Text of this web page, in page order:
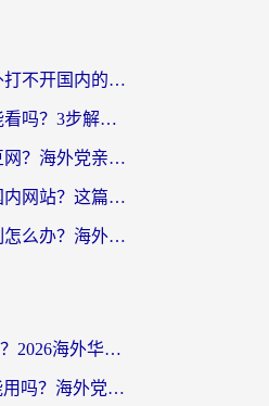
海外党必看：国外打不开国内的app怎么办？3步解决你的乡愁
优酷会员在海外能看吗？3步解决海外追剧难题，附实测好用加速器推荐
如何在国外看土豆网？海外党亲测有效的追剧加速器选择指南
人在国外打不开国内网站？这篇攻略帮你无缝解锁国内资源（附交管12123使用技巧）
香港优酷地区限制怎么办？海外党亲测有效的追剧解决方案
Mac翻墙回国免费？2026海外华人亲测：从CCTV5直播到国内APP，这样选加速器才靠谱
Proton VPN中国能用吗？海外党选回国加速器的避坑指南（附番茄加速器实测）